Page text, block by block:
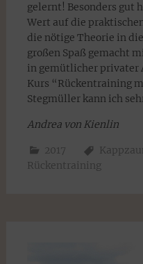
gelernt! Besonders gut
Wert auf die
die nötige Theorie in
großen Spaß gemacht
in gemütlicher privater
Kurs “Rückentraining
Stegmüller kann ich
Andrea von Kienlin
2017
Rückentraining